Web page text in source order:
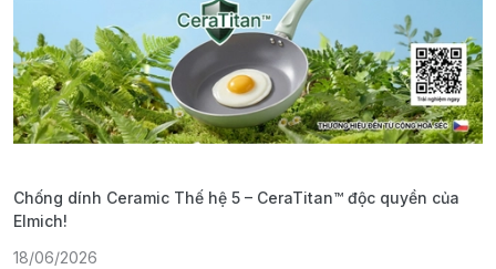
Chống dính Ceramic Thế hệ 5 – CeraTitan™ độc quyền của
Elmich!
18/06/2026